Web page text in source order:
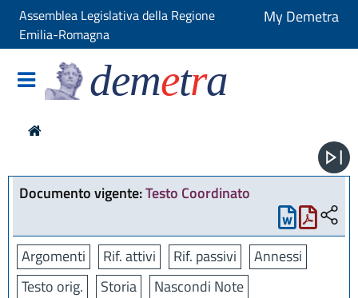
Assemblea Legislativa della Regione
Emilia-Romagna
My Demetra
demetra
Documento vigente:Testo Coordinato
Argomenti Rif. attivi Rif. passivi
Annessi
Testo orig.
Storia
Nascondi Note